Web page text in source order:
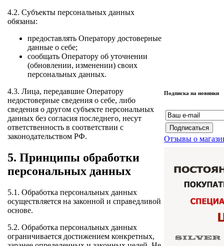
4.2. Субъекты персональных данных
обязаны:
предоставлять Оператору достоверные
данные о себе;
сообщать Оператору об уточнении
(обновлении, изменении) своих
персональных данных.
4.3. Лица, передавшие Оператору
недостоверные сведения о себе, либо
сведения о другом субъекте персональных
данных без согласия последнего, несут
ответственность в соответствии с
законодательством РФ.
5. Принципы обработки
персональных данных
5.1. Обработка персональных данных
осуществляется на законной и справедливой
основе.
5.2. Обработка персональных данных
ограничивается достижением конкретных,
Подписка на новинки
Отзывы о